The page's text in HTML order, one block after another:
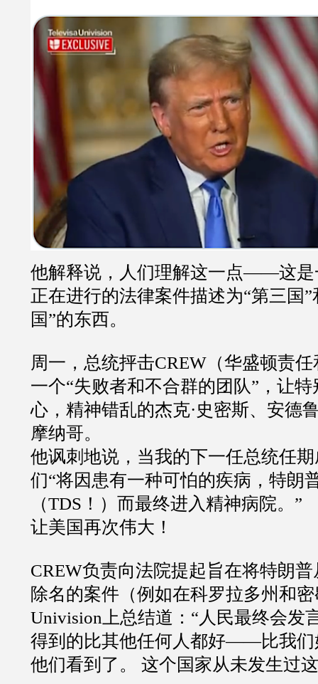
他解释说，人们理解这一点——这是
正在进行的法律案件描述为“第三国”
国”的东西。
周一，总统抨击CREW（华盛顿责
一个“失败者和不合群的团队”，让
心，精神错乱的杰克·史密斯、安德
摩纳哥。
他讽刺地说，当我的下一任总统任
们“将因患有一种可怕的疾病，特朗
（TDS！）而最终进入精神病院。”
让美国再次伟大！
CREW负责向法院提起旨在将特朗
除名的案件（例如在科罗拉多州和
Univision上总结道：“人民最终会发
得到的比其他任何人都好——比我们
他们看到了。 这个国家从未发生过